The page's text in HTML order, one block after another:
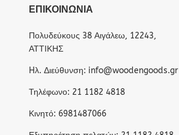
ΕΠΙΚΟΙΝΩΝΙΑ
Πολυδεύκους 38 Αιγάλεω, 12243,
ΑΤΤΙΚΗΣ
Hλ. Διεύθυνση: info@woodengoods.gr
Τηλέφωνο: 21 1182 4818
Κινητό: 6981487066